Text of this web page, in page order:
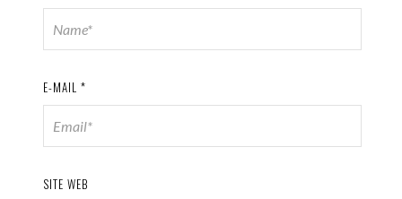
E-MAIL *
SITE WEB